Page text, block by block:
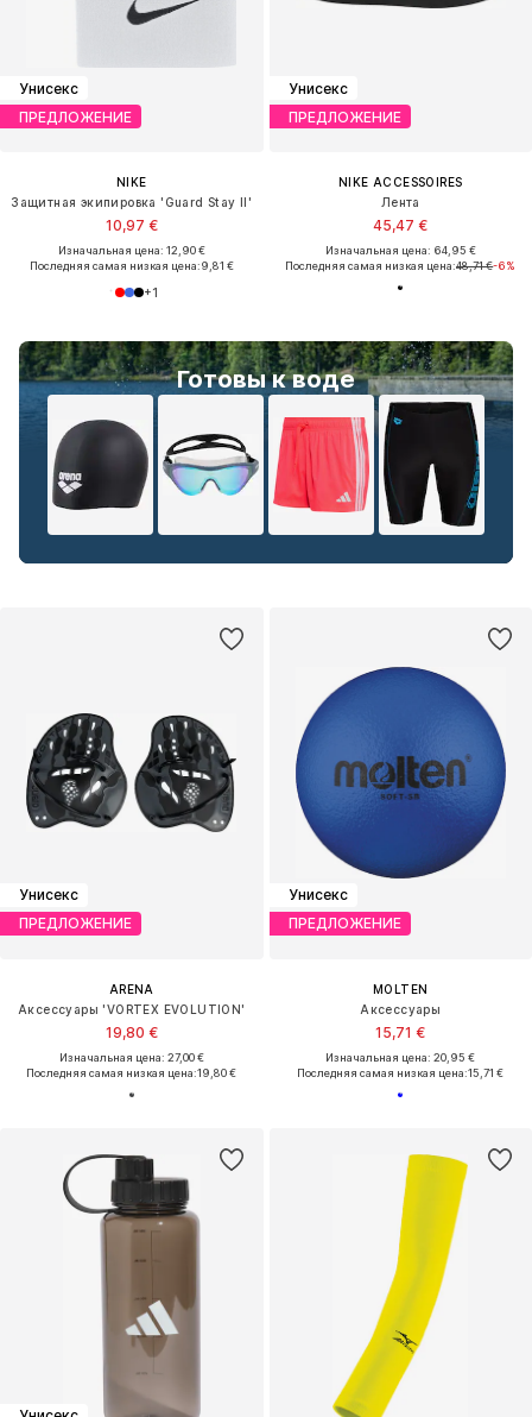
Унисекс
ПРЕДЛОЖЕНИЕ
NIKE
Защитная экипировка 'Guard Stay II'
10,97 €
Изначальная цена: 12,90 €
Последняя самая низкая цена:9,81 €
+1
Унисекс
ПРЕДЛОЖЕНИЕ
NIKE ACCESSOIRES
Лента
45,47 €
Изначальная цена: 64,95 €
Последняя самая низкая цена:48,71 €-6%
Готовы к воде
Унисекс
ПРЕДЛОЖЕНИЕ
ARENA
Аксессуары 'VORTEX EVOLUTION'
19,80 €
Изначальная цена: 27,00 €
Последняя самая низкая цена:19,80 €
Унисекс
ПРЕДЛОЖЕНИЕ
MOLTEN
Аксессуары
15,71 €
Изначальная цена: 20,95 €
Последняя самая низкая цена:15,71 €